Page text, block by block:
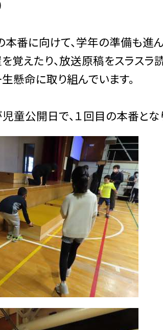
の本番に向けて、学年の準備も
覚えたり、放送原稿をスラス
懸命に取り組んでいます。
童公開日で、１回目の本番とな